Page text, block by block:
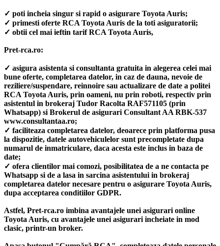
✓ poti incheia singur si rapid o asigurare Toyota Auris;
✓ primesti oferte RCA Toyota Auris de la toti asiguratorii;
✓ obtii cel mai ieftin tarif RCA Toyota Auris,
Pret-rca.ro:
✓ asigura asistenta si consultanta gratuita in alegerea celei mai
bune oferte, completarea datelor, in caz de dauna, nevoie de
reziliere/suspendare, reinnoire sau actualizare de date a politei
RCA Toyota Auris, prin oameni, nu prin roboti, respectiv prin
asistentul in brokeraj Tudor Racolta RAF571105 (prin
Whatsapp) si Brokerul de asigurari Consultant AA RBK-537
www.consultantaa.ro;
✓ faciliteaza completarea datelor, deoarece prin platforma pusa
la dispozitie, datele autovehiculelor sunt precompletate dupa
numarul de inmatriculare, daca acesta este inclus in baza de
date;
✓ ofera clientilor mai comozi, posibilitatea de a ne contacta pe
Whatsapp si de a lasa in sarcina asistentului in brokeraj
completarea datelor necesare pentru o asigurare Toyota Auris,
dupa acceptarea conditiilor GDPR.
Astfel, Pret-rca.ro imbina avantajele unei asigurari online
Toyota Auris, cu avantajele unei asigurari incheiate in mod
clasic, printr-un broker.